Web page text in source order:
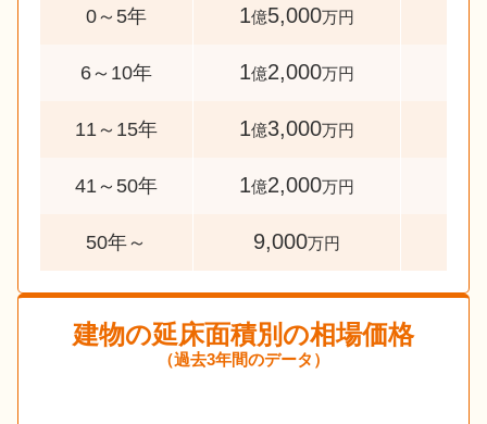
0～5年 1億5,000万円
6～10年 1億2,000万円
11～15年 1億3,000万円
41～50年 1億2,000万円
50年～ 9,000万円
建物の延床面積別の相場価格
（過去3年間のデータ）